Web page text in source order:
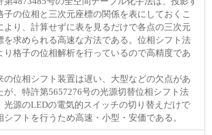
子の位相と三次元座標の関係を表にしておくこ
より、計算せずに表を見るだけで各点の三次元
を求められる高速な方法である。位相シフト法
り格子の位相解析を行っているので高精度であ
の位相シフト装置は遅い、大型などの欠点があ
が、特許第5657276号の光源切替位相シフト法
光源のLEDの電気的スイッチの切り替えだけで
シフトを行うため高速・小型・安価である。